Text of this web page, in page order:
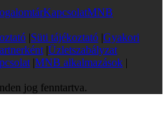
KapcsolatMNB
|Süti tájékoztató |Gyakori
|Üzletszabályzat
|MNB alkalmazások |
jog fenntartva.